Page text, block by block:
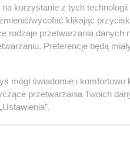
korzystanie z tych technologii
wycofać klikając
rodzaje przetwarzania danych
Preferencje będą
mógł świadomie i
przetwarzania Twoich